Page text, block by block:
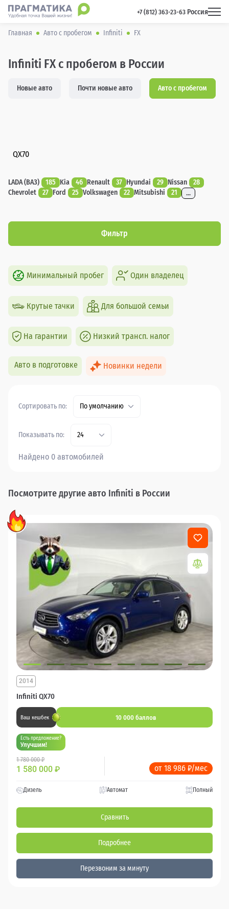
+7 (812) 363-23-63 Россия
Главная Авто с пробегом Infiniti FX
Infiniti FX с пробегом в России
Новые авто Почти новые авто Авто с пробегом
QX70
LADA (ВАЗ) 185 Kia 46 Renault 37 Hyundai 29 Nissan
28
Chevrolet
27 Ford 25 Volkswagen 22 Mitsubishi 21 ...
Фильтр
Минимальный пробег Один владелец
Крутые тачки Для большой семьи
На гарантии Низкий трансп. налог
Авто в подготовке Новинки недели
Сортировать по: По умолчанию
Показывать по: 24
Найдено 0 автомобилей
Посмотрите другие авто Infiniti в России
Infiniti QX70
2014
Ваш кешбек 10 000 баллов
Есть предложение?
Улучшим!
1 780 000 ₽
1 580 000 ₽ от 18 986 ₽/мес
Дизель Автомат Полный
Сравнить
Подробнее
Перезвоним за минуту